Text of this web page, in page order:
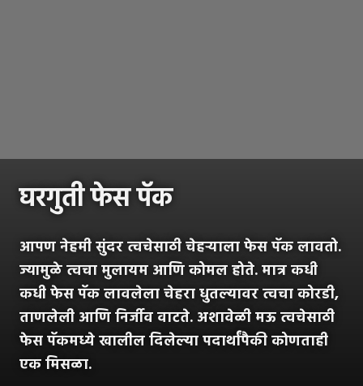
घरगुती फेस पॅक
आपण नेहमी सुंदर त्वचेसाठी चेहऱ्याला फेस पॅक लावतो.
ज्यामुळे त्वचा मुलायम आणि कोमल होते. मात्र कधी
कधी फेस पॅक लावलेला चेहरा धुतल्यावर त्वचा कोरडी,
ताणलेली आणि निर्जीव वाटते. अशावेळी मऊ त्वचेसाठी
फेस पॅकमध्ये खालील दिलेल्या पदार्थांपैकी कोणताही
एक मिसळा.